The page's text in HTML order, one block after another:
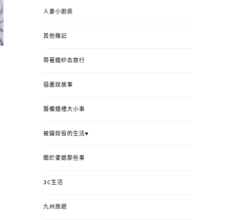
人妻小廚房
其他雜記
帶著婚紗去旅行
插畫說故事
籌備婚禮大小事
被貓奴役的生活♥
關於婆媳那些事
3C生活
九州旅遊